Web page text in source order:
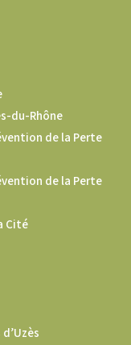
du-Rhône
de la Perte
de la Perte
Cité